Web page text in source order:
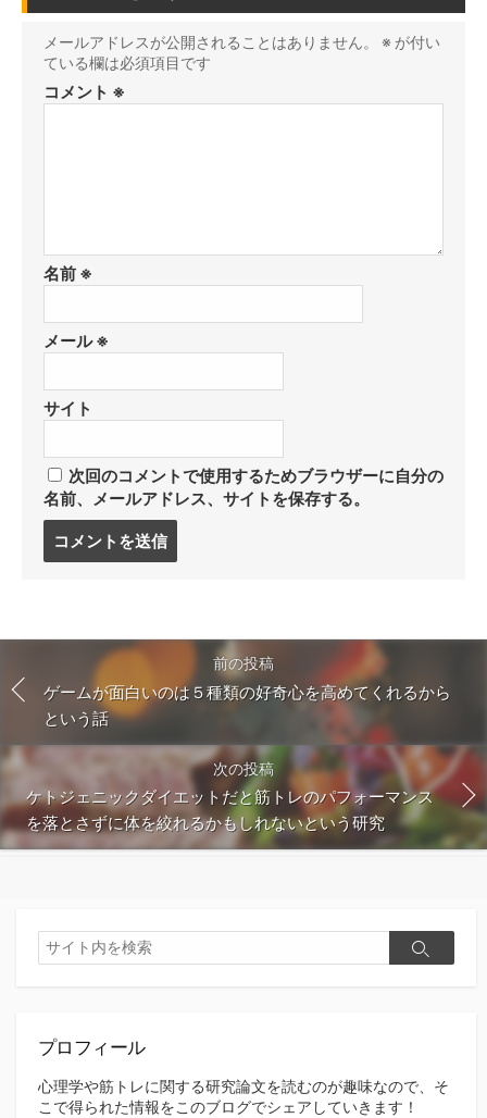
メールアドレスが公開されることはありません。 ※ が付い
ている欄は必須項目です
コメント ※
名前 ※
メール※
サイト
次回のコメントで使用するためブラウザーに自分の
名前、メールアドレス、サイトを保存する。
る
前の投稿
ゲームが面白いのは５種類の好奇心を高めてくれるから
という話
次の投稿
ケトジェニックダイエットだと筋トレのパフォーマンス
を落とさずに体を絞れるかもしれないという研究
検
索
検
プロフィール
心理学や筋トレに関する研究論文を読むのが趣味なので、そ
こで得られた情報をこのブログでシェアしていきます！